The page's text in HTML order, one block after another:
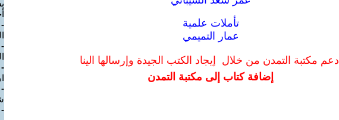
تأملات علمية
عمار التميمي
ادعم مكتبة التمدن من خلال إيجاد الكتب الجيدة وإرسالها الينا
إضافة كتاب إلى مكتبة التمدن
-
-
-
-